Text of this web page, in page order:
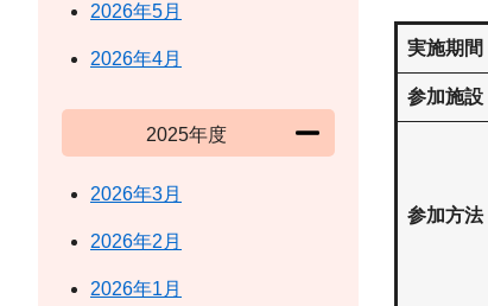
実施期間
参加施設
参加方法
2026年5月
2026年4月
2025年度
2026年3月
2026年2月
2026年1月